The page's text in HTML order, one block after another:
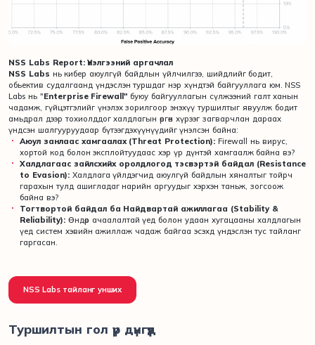
NSS Labs Report: Үнэлгээний аргачлал
NSS Labs нь кибер аюулгүй байдлын үйлчилгээ, шийдлийг бодит,
обьектив судалгаанд үндэслэн туршдаг нэр хүндтэй байгууллага юм. NSS
Labs нь "Enterprise Firewall" буюу байгууллагын сүлжээний галт ханын
чадамж, гүйцэтгэлийг үнэлэх зорилгоор энэхүү туршилтыг явуулж бодит
амьдрал дээр тохиолддог халдлагын өргөн хүрээг загварчлан дараах
үндсэн шалгууруудаар бүтээгдэхүүнүүдийг үнэлсэн байна:
Аюул занлаас хамгаалах (Threat Protection): Firewall нь вирус,
хортой код болон эксплойтуудаас хэр үр дүнтэй хамгаалж байна вэ?
Халдлагаас зайлсхийх оролдлогод тэсвэртэй байдал (Resistance
to Evasion):Халдлага үйлдэгчид аюулгүй байдлын хяналтыг тойрч
гарахын тулд ашигладаг нарийн аргуудыг хэрхэн таньж, зогсоож
байна вэ?
Тогтвортой байдал ба Найдвартай ажиллагаа (Stability &
Reliability): Өндөр ачаалалтай үед болон удаан хугацааны халдлагын
үед систем хэвийн ажиллаж чадаж байгаа эсэхд үндэслэн тус тайланг
гаргасан.
NSS Labs тайланг унших
Туршилтын гол үр дүнгүүд